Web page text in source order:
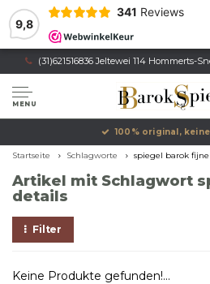
9,8
341 Reviews
(31)621516836 Jeltewei 114 Hommerts-
MENU
100% original,
Startseite Schlagworte spiegel barok
Artikel mit Schlagwort
details
Filter
Keine Produkte gefunden!...